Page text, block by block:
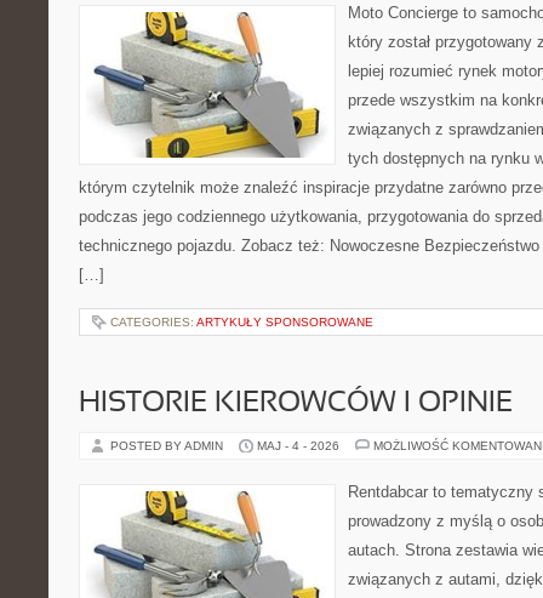
Moto Concierge to
który został
lepiej rozumieć rynek
przede wszystkim na
związanych z
tych dostępnych na rynku
którym czytelnik może znaleźć inspiracje przydatne zarówno
podczas jego codziennego użytkowania, przygotowania do
technicznego pojazdu. Zobacz też: Nowoczesne
[…]
CATEGORIES: ARTYKUŁY SPONSOROWANE
HISTORIE KIEROWCÓW I OPINIE
POSTED BY ADMIN MAJ - 4 - 2026 MOŻLIWOŚĆ
Rentdabcar to tematyczny
prowadzony z myślą o
autach. Strona zestawia
związanych z autami,